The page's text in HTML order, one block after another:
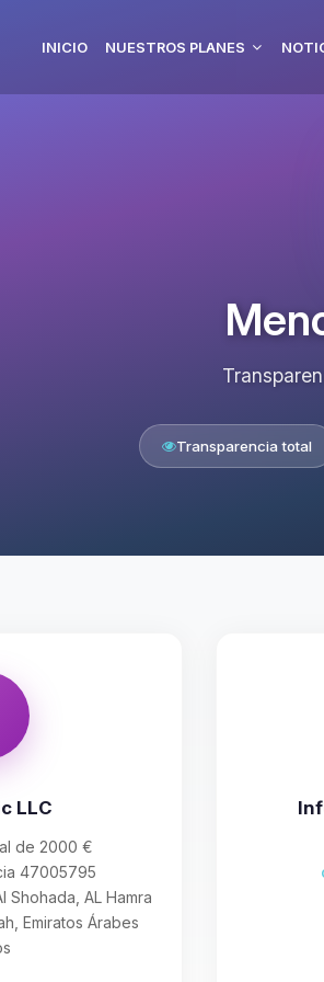
INICIO NUESTROS PLANES
Transparencia total
LLC
de 2000 €
47005795
Shohada, AL Hamra
Emiratos Árabes